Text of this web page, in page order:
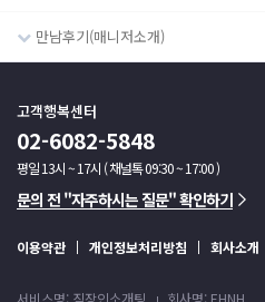
만남후기(매니저소개)
고객행복센터
02-6082-5848
평일 13시 ~ 17시 ( 채널톡 09:30 ~ 17:00 )
문의 전 "자주하시는 질문" 확인하기
이용약관 개인정보처리방침 회사소개